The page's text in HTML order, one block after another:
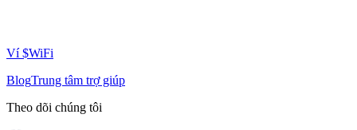
Ví $WiFi
BlogTrung tâm trợ giúp
Theo dõi chúng tôi